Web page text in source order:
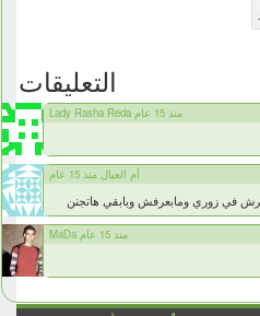
التعليقات
Lady Rasha Reda منذ 15 عام
أم العيال منذ 15 عام
في زوري ومابعرفش وبابقي هاتجنن
MaDa منذ 15 عام